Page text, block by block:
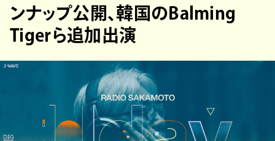
ンナップ公開、韓国のBalming
Tigerら追加出演